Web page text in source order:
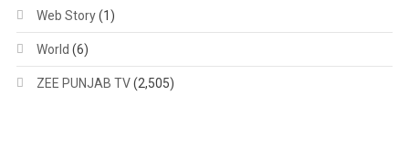
Web Story(1)
World (6)
ZEE PUNJAB TV(2,505)